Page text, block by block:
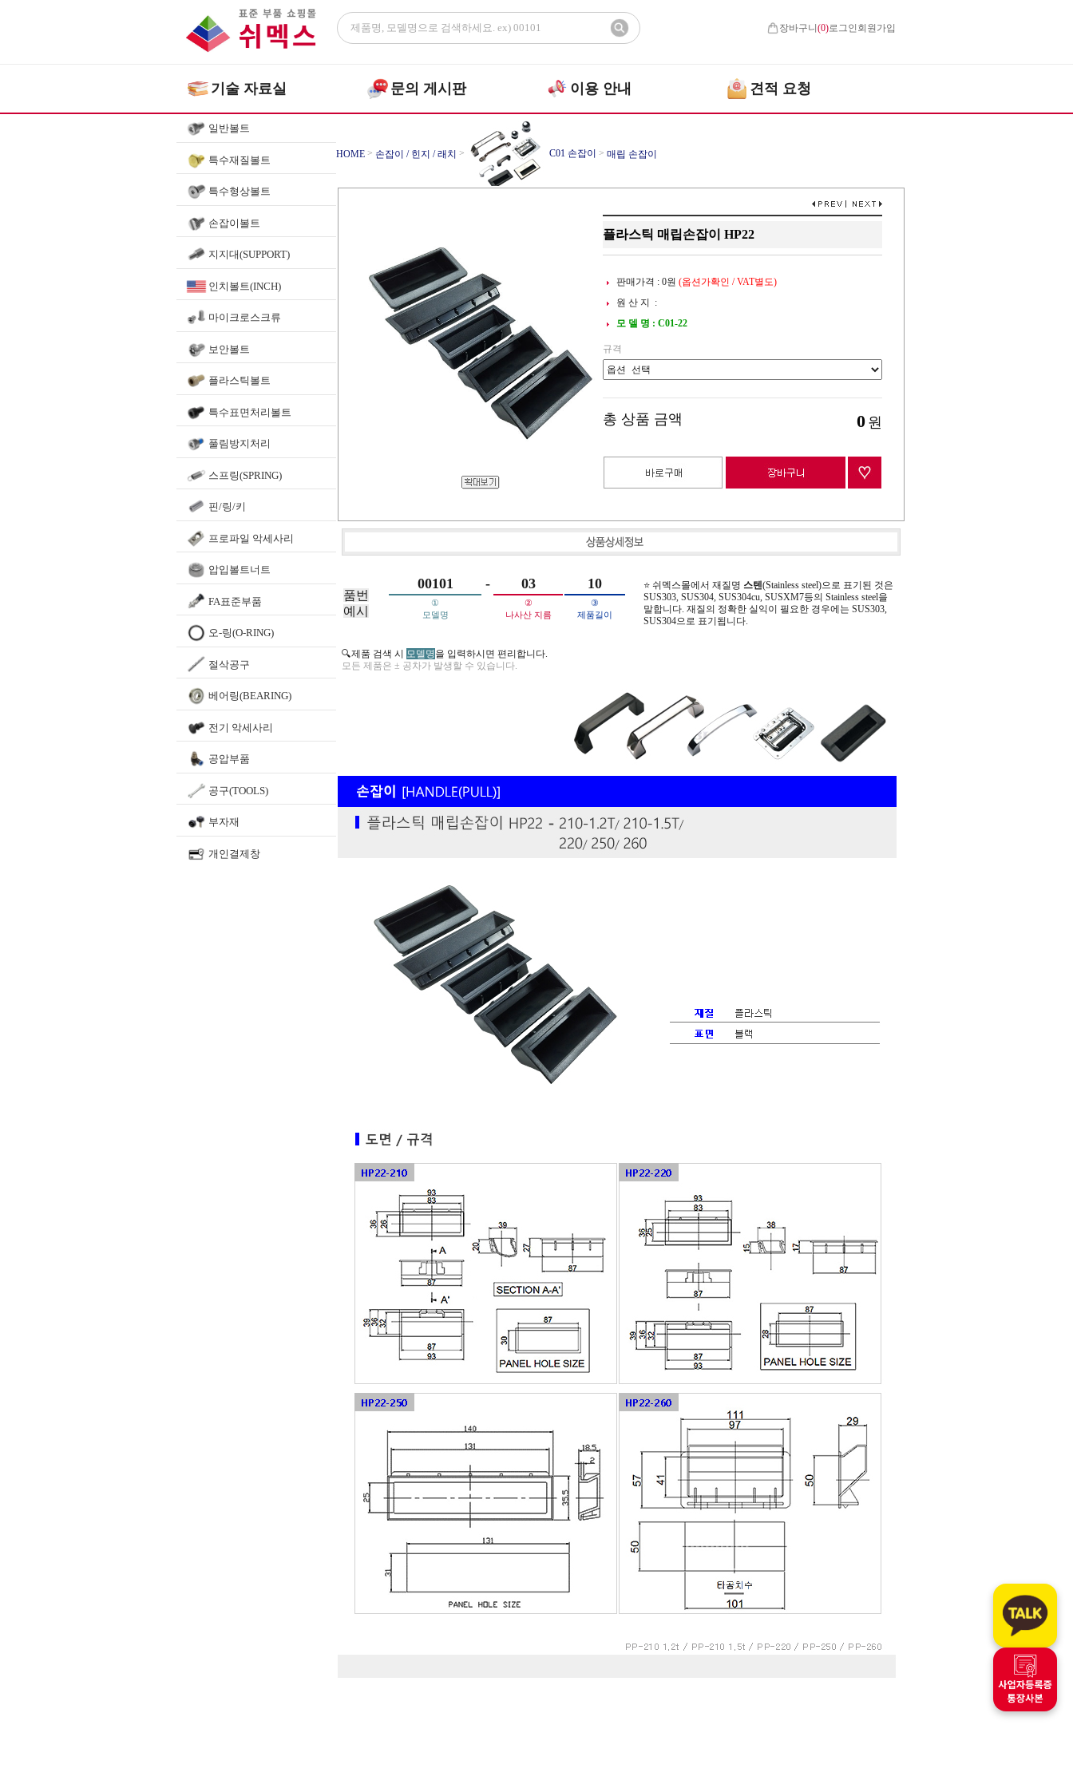
장바구니(0)로그인 회원가입
기술 자료실 문의 게시판 이용 안내 견적 요청
일반볼트
특수재질볼트
특수형상볼트
손잡이볼트
지지대(SUPPORT)
인치볼트(INCH)
마이크로스크류
보안볼트
플라스틱볼트
특수표면처리볼트
풀림방지처리
스프링(SPRING)
핀/링/키
프로파일 악세사리
압입볼트너트
FA표준부품
오-링(O-RING)
절삭공구
베어링(BEARING)
전기 악세사리
공압부품
공구(TOOLS)
부자재
개인결제창
HOME > 손잡이 / 힌지 / 래치 > C01 손잡이 > 매립 손잡이
플라스틱 매립손잡이 HP22
판매가격 : 0원 (옵션가확인 / VAT별도)
원 산 지 :
모 델 명 : C01-22
규격
총 상품 금액 0 원
품번
예시
00101 - 03 10
①
모델명
②
나사산 지름
③
제품길이
⭐ 쉬멕스몰에서 재질명 스텐(Stainless steel)으로 표기된 것은
SUS303, SUS304, SUS304cu, SUSXM7등의 Stainless steel을
말합니다. 재질의 정확한 실익이 필요한 경우에는 SUS303,
SUS304으로 표기됩니다.
🔍제품 검색 시 모델명을 입력하시면 편리합니다.
모든 제품은 ± 공차가 발생할 수 있습니다.